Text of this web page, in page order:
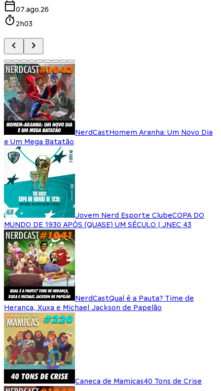
07.ago.26
2h03
NerdCastHomem Aranha: Um Novo Dia
e Um Mega Batatão
Jovem Nerd Esporte ClubeCOPA DO
MUNDO DE 1930 APÓS (QUASE) UM SÉCULO | JNEC 43
NerdCastQual é a Pauta? Time de
Herança, Xuxa e Michael Jackson de Papelão
Caneca de Mamicas40 Tons de Crise